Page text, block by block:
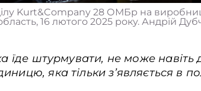
Kurt&Company 28 ОМБр на
16 лютого 2025 року. Андрій
їде штурмувати, не може навіть
яка тільки з’являється в